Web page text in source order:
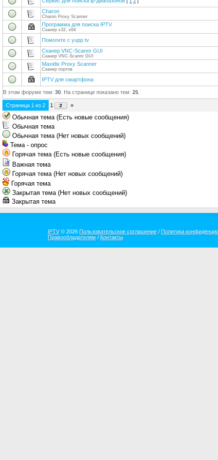
[ 1 2 ]
Charon
Charon Proxy Scanner
Программа для поиска IPTV
Сканер х32, х64
Помогите с yupp tv
Сканер VNC-Scannr GUI
Сканер VNC-Scannr GUI
Maxidix Proxy Scanner
Сканер портов
IPTV для смартфона
В этом форуме тем: 30 . На странице показано тем: 25
Страница 1 из 2 1 2 »
Обычная тема (Есть новые сообщения)
Обычная тема
Обычная тема (Нет новых сообщений)
Тема - опрос
Горячая тема (Есть новые сообщения)
Важная тема
Горячая тема (Нет новых сообщений)
Горячая тема
Закрытая тема (Нет новых сообщений)
Закрытая тема
IPTV© 2026 Пользовательское соглашение / Политика
Правообладателям / Контакты